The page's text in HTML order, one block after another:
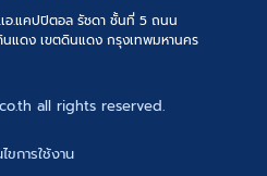
เอ.แคปปิตอล รัชดา ชั้นที่ 5 ถนน
แดง เขตดินแดง กรุงเทพมหานคร
all rights reserved.
ขการใช้งาน